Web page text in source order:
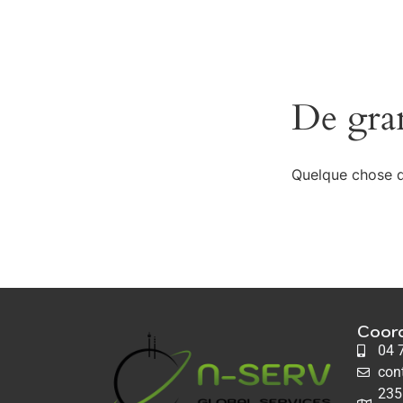
De
Quelque chose
04